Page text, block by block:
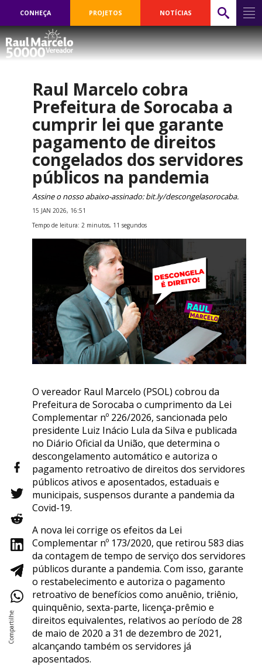
CONHEÇA PROJETOS NOTÍCIAS
Raul Marcelo cobra
Prefeitura de Sorocaba a
cumprir lei que garante
pagamento de direitos
congelados dos servidores
públicos na pandemia
Assine o nosso abaixo-assinado: bit.ly/descongelasorocaba.
15 JAN 2026, 16:51
Tempo de leitura: 2 minutos, 11 segundos
O vereador Raul Marcelo (PSOL) cobrou da
Prefeitura de Sorocaba o cumprimento da Lei
Complementar nº 226/2026, sancionada pelo
presidente Luiz Inácio Lula da Silva e publicada
no Diário Oficial da União, que determina o
descongelamento automático e autoriza o
pagamento retroativo de direitos dos servidores
públicos ativos e aposentados, estaduais e
municipais, suspensos durante a pandemia da
Covid-19.
A nova lei corrige os efeitos da Lei
Complementar nº 173/2020, que retirou 583 dias
da contagem de tempo de serviço dos servidores
públicos durante a pandemia. Com isso, garante
o restabelecimento e autoriza o pagamento
retroativo de benefícios como anuênio, triênio,
quinquênio, sexta-parte, licença-prêmio e
direitos equivalentes, relativos ao período de 28
de maio de 2020 a 31 de dezembro de 2021,
alcançando também os servidores já
aposentados.